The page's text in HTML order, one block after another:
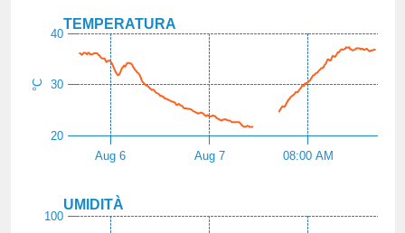
°C
TEMPERATURA
Aug 6 Aug 7 08:00 AM
20
30
40
UMIDITÀ
100